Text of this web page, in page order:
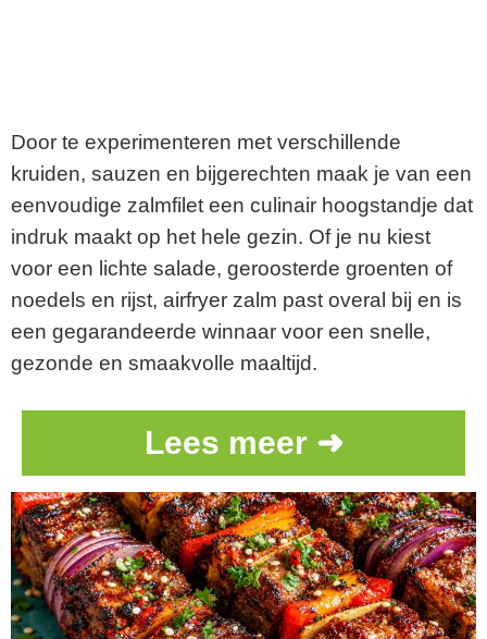
Door te experimenteren met verschillende
kruiden, sauzen en bijgerechten maak je van een
eenvoudige zalmfilet een culinair hoogstandje dat
indruk maakt op het hele gezin. Of je nu kiest
voor een lichte salade, geroosterde groenten of
noedels en rijst, airfryer zalm past overal bij en is
een gegarandeerde winnaar voor een snelle,
gezonde en smaakvolle maaltijd.
Lees meer ➜